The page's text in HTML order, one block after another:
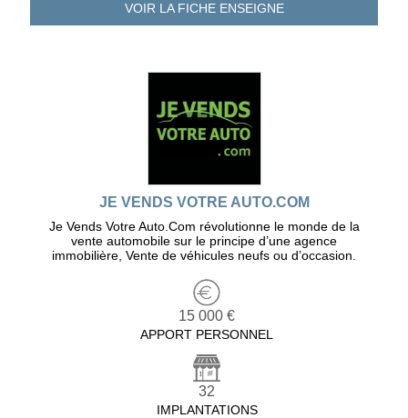
VOIR LA FICHEENSEIGNE
JE VENDS VOTRE AUTO.COM
Je Vends Votre Auto.Com révolutionne le monde de la
vente automobile sur le principe d’une agence
immobilière, Vente de véhicules neufs ou d’occasion.
15 000 €
APPORT PERSONNEL
32
IMPLANTATIONS